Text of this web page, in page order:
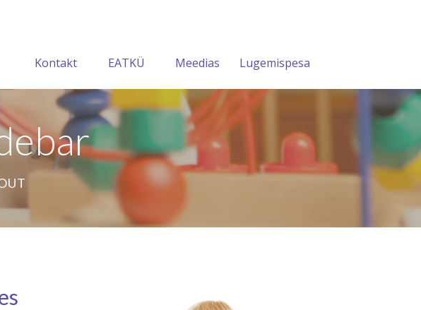
Kontakt EATKÜ Meedias Lugemispesa